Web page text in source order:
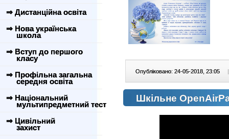
⇒ Дистанційна освіта
⇒ Нова українська
школа
⇒ Вступ до першого
класу
⇒ Профільна загальна
середня освіта
⇒ Національний
мультипредметний тест
⇒ Цивільний
захист
Опубліковано: 24-05-2018, 23:05 |
Шкільне